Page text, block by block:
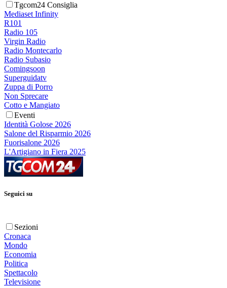
Tgcom24 Consiglia
Mediaset Infinity
R101
Radio 105
Virgin Radio
Radio Montecarlo
Radio Subasio
Comingsoon
Superguidatv
Zuppa di Porro
Non Sprecare
Cotto e Mangiato
Eventi
Identità Golose 2026
Salone del Risparmio 2026
Fuorisalone 2026
L'Artigiano in Fiera 2025
Seguici su
Sezioni
Cronaca
Mondo
Economia
Politica
Spettacolo
Televisione